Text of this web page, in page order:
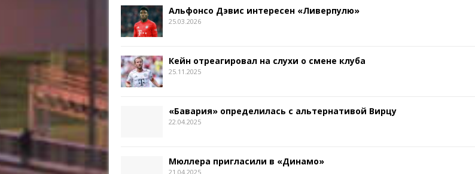
Альфонсо Дэвис интересен «Ливерпулю»
25.03.2026
Кейн отреагировал на слухи о смене клуба
25.11.2025
«Бавария» определилась с альтернативой Вирцу
22.04.2025
Мюллера пригласили в «Динамо»
21.04.2025